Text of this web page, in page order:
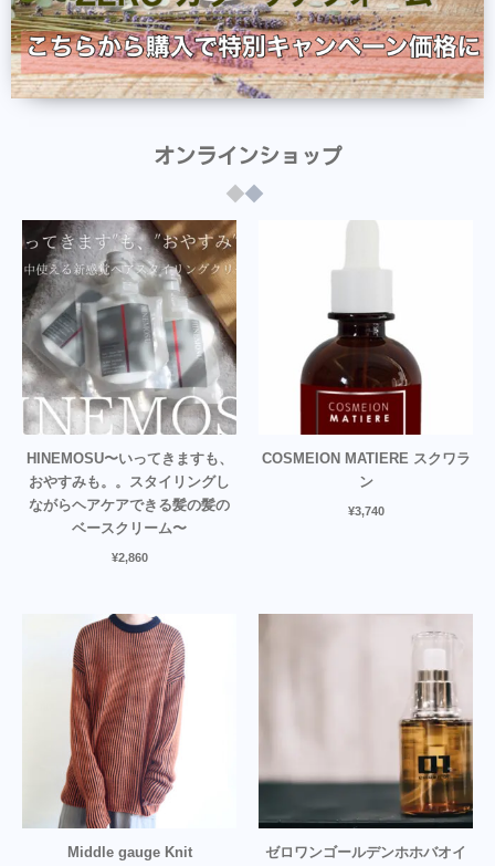
オンラインショップ
HINEMOSU〜いってきますも、
おやすみも。。スタイリングし
ながらヘアケアできる髪の髪の
ベースクリーム〜
¥2,860
COSMEION MATIERE スクワラ
ン
¥3,740
Middle gauge Knit
ゼロワンゴールデンホホバオイ